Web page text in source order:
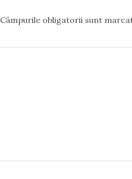
Câmpurile obligatorii sunt